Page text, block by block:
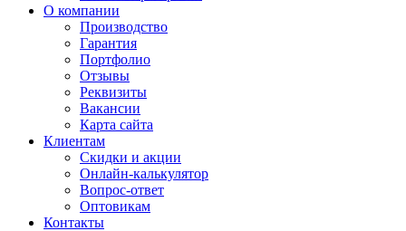
О компании
Производство
Гарантия
Портфолио
Отзывы
Реквизиты
Вакансии
Карта сайта
Клиентам
Скидки и акции
Онлайн-калькулятор
Вопрос-ответ
Оптовикам
Контакты